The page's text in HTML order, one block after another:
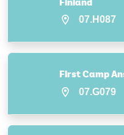
07.H087
First Camp
07.G079